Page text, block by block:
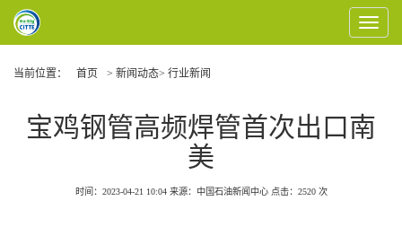
Toggle
当前位置：
首页 > 新闻动态> 行业新闻
宝鸡钢管高频焊管首次出口南
美
时间：2023-04-21 10:04 来源：中国石油新闻中心 点击： 2520 次